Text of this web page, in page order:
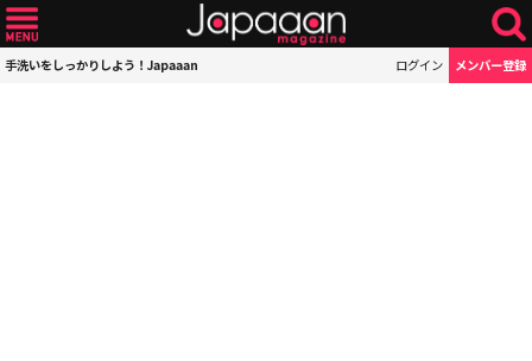
手洗いをしっかりしよう！Japaaan ログイン メンバー登録